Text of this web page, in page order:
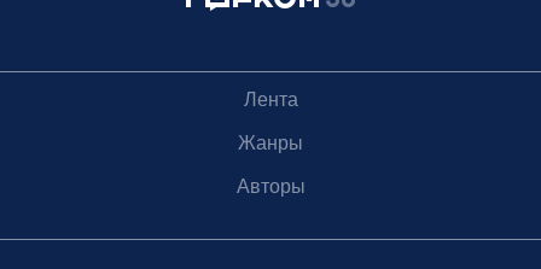
Лента
Жанры
Авторы